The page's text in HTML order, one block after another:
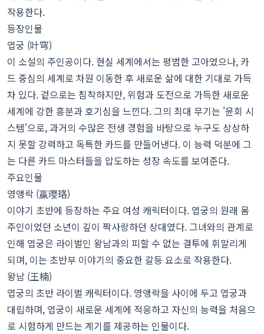
작용한다.
등장인물
엽궁 (叶穹)
이 소설의 주인공이다. 현실 세계에서는 평범한 고아였으나, 카
드 중심의 세계로 차원 이동한 후 새로운 삶에 대한 기대로 가득
차 있다. 겉으로는 침착하지만, 위험과 도전으로 가득한 새로운
세계에 강한 흥분과 호기심을 느낀다. 그의 최대 무기는 '윤회 시
스템'으로, 과거의 수많은 전생 경험을 바탕으로 누구도 상상하
지 못할 강력하고 독특한 카드를 만들어낸다. 이 능력 덕분에 그
는 다른 카드 마스터들을 압도하는 성장 속도를 보여준다.
주요인물
영앵락 (嬴璎珞)
이야기 초반에 등장하는 주요 여성 캐릭터이다. 엽궁의 원래 몸
주인이었던 소년이 깊이 짝사랑하던 상대였다. 그녀와의 관계로
인해 엽궁은 라이벌인 왕남과의 피할 수 없는 결투에 휘말리게
되며, 이는 초반부 이야기의 중요한 갈등 요소로 작용한다.
왕남 (王楠)
엽궁의 초반 라이벌 캐릭터이다. 영앵락을 사이에 두고 엽궁과
대립하며, 엽궁이 새로운 세계에 적응하고 자신의 능력을 처음으
로 시험하게 만드는 계기를 제공하는 인물이다.